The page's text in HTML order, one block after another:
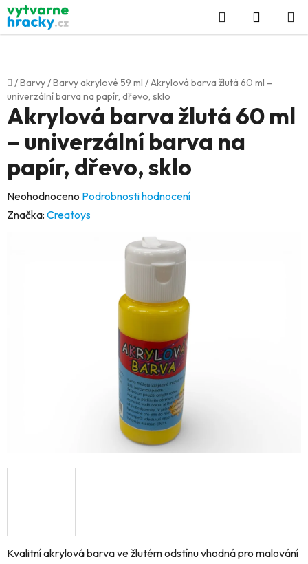
Přejít
na
obsah
Hledat
KOŠÍK
Domů
/Barvy/Barvy akrylové 59 ml /Akrylová barva žlutá 60 ml –
univerzální barva na papír, dřevo, sklo
Kvalitní akrylová barva ve žlutém odstínu vhodná pro malování
Akrylová barva žlutá 60 ml
– univerzální barva na
papír, dřevo, sklo
Průměrné
hodnocení
Neohodnoceno Podrobnosti hodnocení
Značka: Creatoys